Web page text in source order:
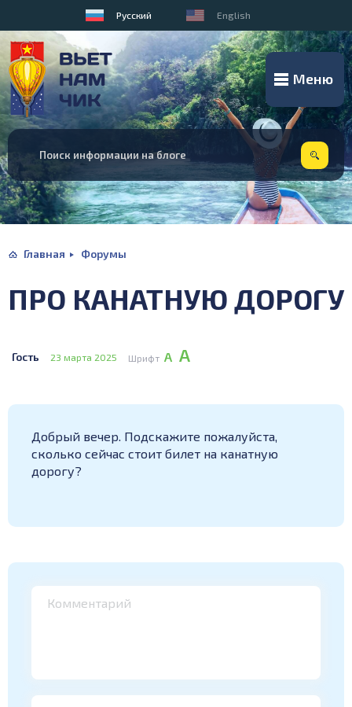
Русский English
Меню
Главная Форумы
ПРО КАНАТНУЮ ДОРОГУ
Гость 23 марта 2025 Шрифт А А
Добрый вечер. Подскажите пожалуйста,
сколько сейчас стоит билет на канатную
дорогу?